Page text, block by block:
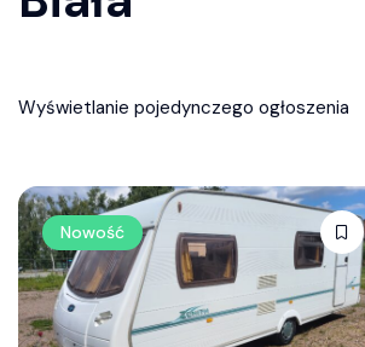
Wyświetlanie pojedynczego ogłoszenia
Nowość